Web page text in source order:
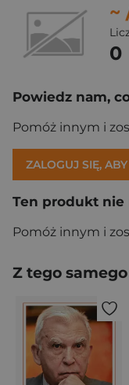
~
0
Powiedz nam,
Pomóż innym i
ZALOGUJ SIĘ,
Ten produkt nie
Pomóż innym i
Z tego